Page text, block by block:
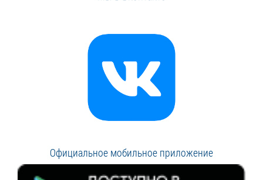
Официальное мобильное приложение